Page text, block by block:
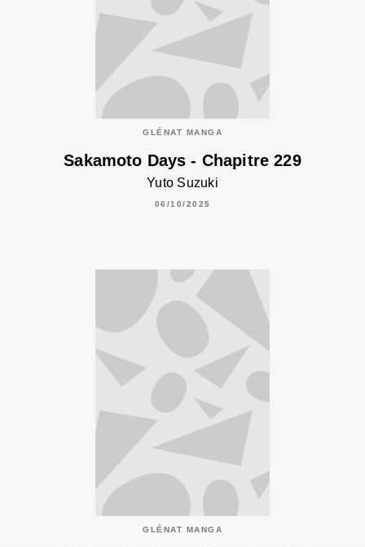
GLÉNAT MANGA
Sakamoto Days - Chapitre 229
Yuto Suzuki
06/10/2025
GLÉNAT MANGA